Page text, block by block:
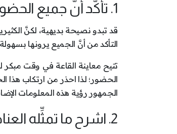
1. تأكَّد أنَّ جميع الحضور يستطيعون رؤية العناصر البصرية:
قد تبدو نصيحة بديهية، لكنَّ
التأكد من أنَّ الجميع يرونها
تتيح معاينة القاعة في وقت مبكر
الحضور؛ لذا احذر من ارتكاب هذا
الجمهور رؤية هذه المعلومات
2. اشرح ما تمثِّله العناصر البصرية عند عرضها: